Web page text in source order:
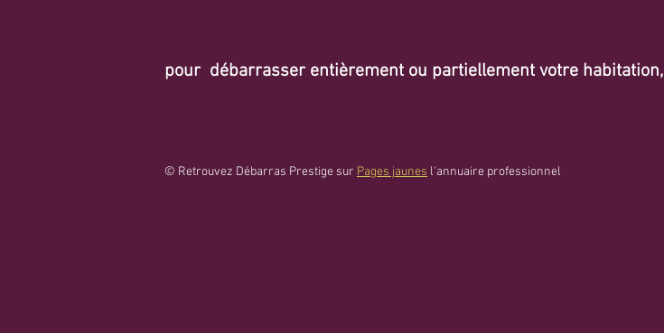
pour débarrasser entièrement ou partiellement votre habitation,
© Retrouvez Débarras Prestige sur Pages jaunes l'annuaire professionnel